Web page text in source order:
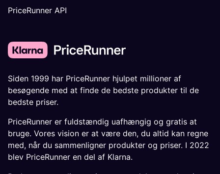
PriceRunner API
Siden 1999 har PriceRunner hjulpet millioner af
besøgende med at finde de bedste produkter til de
bedste priser.
PriceRunner er fuldstændig uafhængig og gratis at
bruge. Vores vision er at være den, du altid kan regne
med, når du sammenligner produkter og priser. I 2022
blev PriceRunner en del af Klarna.